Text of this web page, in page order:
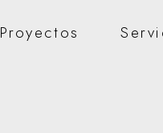
Proyectos